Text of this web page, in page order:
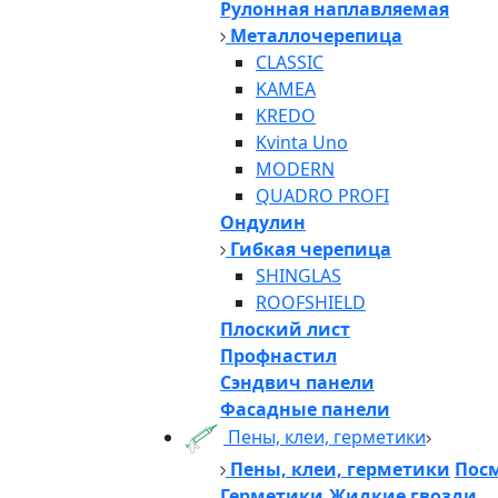
Рулонная наплавляемая
Металлочерепица
CLASSIC
KAMEA
KREDO
Kvinta Uno
MODERN
QUADRO PROFI
Ондулин
Гибкая черепица
SHINGLAS
ROOFSHIELD
Плоский лист
Профнастил
Сэндвич панели
Фасадные панели
Пены, клеи, герметики
Пены, клеи, герметики